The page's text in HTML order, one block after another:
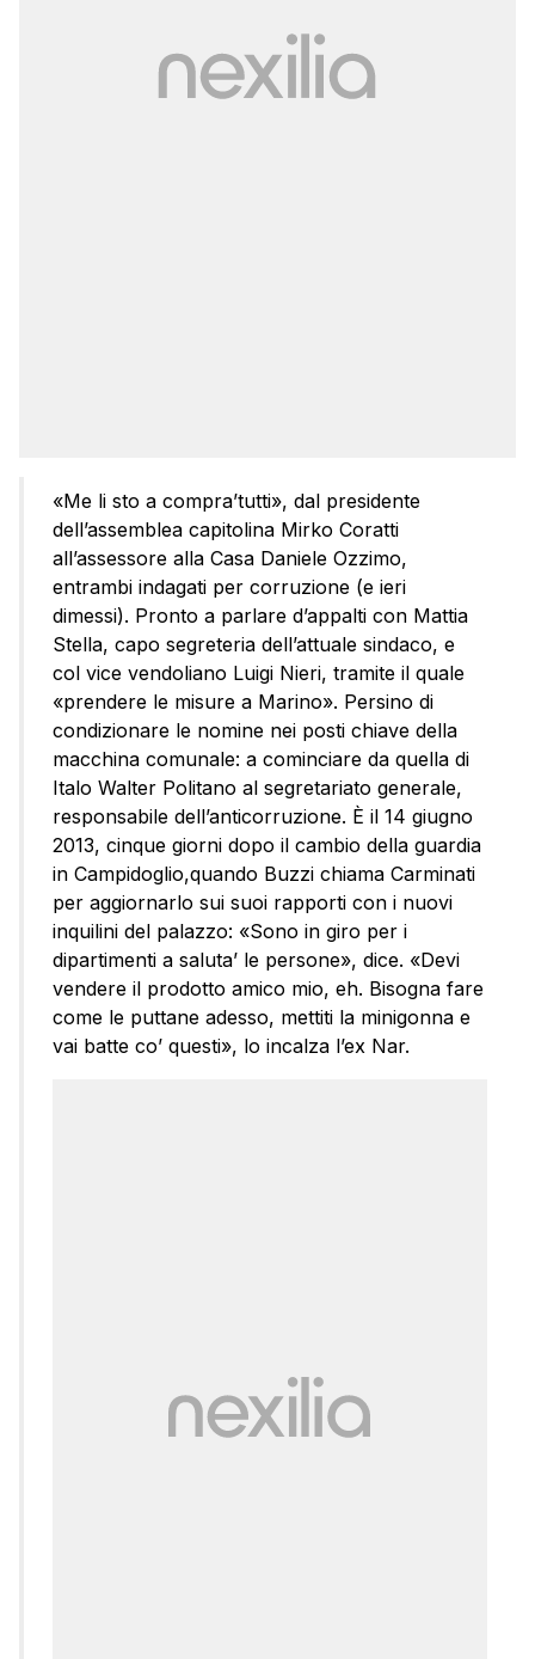
«Me li sto a compra’tutti», dal presidente
dell’assemblea capitolina Mirko Coratti
all’assessore alla Casa Daniele Ozzimo,
entrambi indagati per corruzione (e ieri
dimessi). Pronto a parlare d’appalti con Mattia
Stella, capo segreteria dell’attuale sindaco, e
col vice vendoliano Luigi Nieri, tramite il quale
«prendere le misure a Marino». Persino di
condizionare le nomine nei posti chiave della
macchina comunale: a cominciare da quella di
Italo Walter Politano al segretariato generale,
responsabile dell’anticorruzione. È il 14 giugno
2013, cinque giorni dopo il cambio della guardia
in Campidoglio,quando Buzzi chiama Carminati
per aggiornarlo sui suoi rapporti con i nuovi
inquilini del palazzo: «Sono in giro per i
dipartimenti a saluta’ le persone», dice. «Devi
vendere il prodotto amico mio, eh. Bisogna fare
come le puttane adesso, mettiti la minigonna e
vai batte co’ questi», lo incalza l’ex Nar.